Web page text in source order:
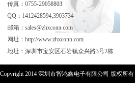
传真：0755-29058803
QQ：1412428594,3903734
邮箱：sales@zhxconn.com
网址：http://www.zhxconn.com
地址：深圳市宝安区石岩镇众兴路3号2栋
Copyright 2014 深圳市智鸿鑫电子有限公司 版权所有